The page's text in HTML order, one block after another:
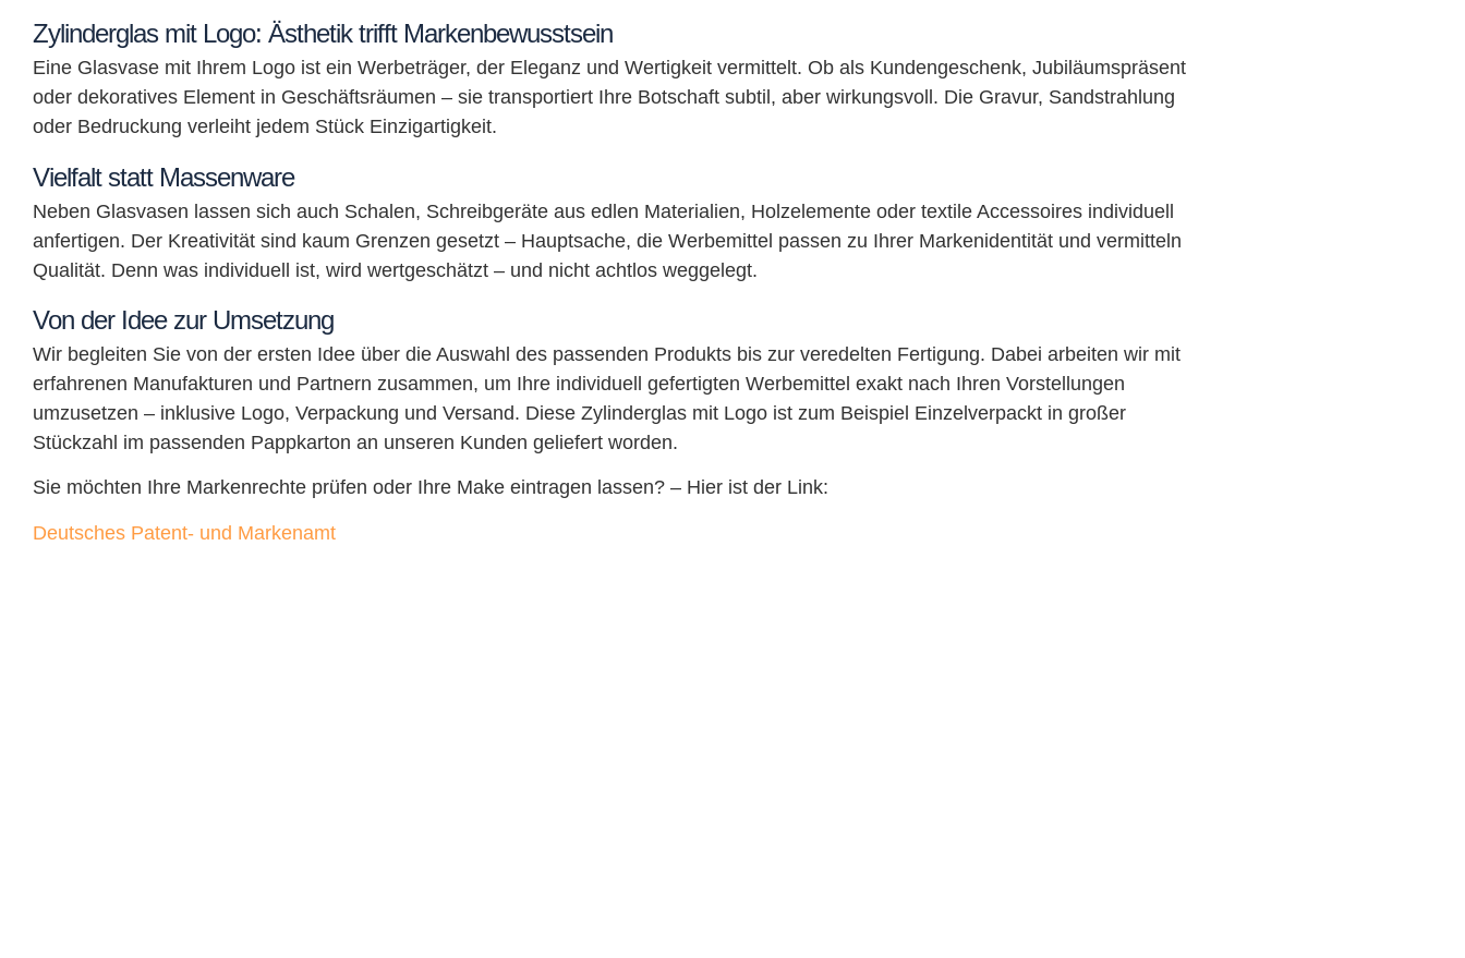
Zylinderglas mit Logo: Ästhetik trifft Markenbewusstsein
Eine Glasvase mit Ihrem Logo ist ein Werbeträger, der Eleganz und Wertigkeit vermittelt. Ob als Kundengeschenk, Jubiläumspräsent
oder dekoratives Element in Geschäftsräumen – sie transportiert Ihre Botschaft subtil, aber wirkungsvoll. Die Gravur, Sandstrahlung
oder Bedruckung verleiht jedem Stück Einzigartigkeit.
Vielfalt statt Massenware
Neben Glasvasen lassen sich auch Schalen, Schreibgeräte aus edlen Materialien, Holzelemente oder textile Accessoires individuell
anfertigen. Der Kreativität sind kaum Grenzen gesetzt – Hauptsache, die Werbemittel passen zu Ihrer Markenidentität und vermitteln
Qualität. Denn was individuell ist, wird wertgeschätzt – und nicht achtlos weggelegt.
Von der Idee zur Umsetzung
Wir begleiten Sie von der ersten Idee über die Auswahl des passenden Produkts bis zur veredelten Fertigung. Dabei arbeiten wir mit
erfahrenen Manufakturen und Partnern zusammen, um Ihre individuell gefertigten Werbemittel exakt nach Ihren Vorstellungen
umzusetzen – inklusive Logo, Verpackung und Versand. Diese Zylinderglas mit Logo ist zum Beispiel Einzelverpackt in großer
Stückzahl im passenden Pappkarton an unseren Kunden geliefert worden.
Sie möchten Ihre Markenrechte prüfen oder Ihre Make eintragen lassen? – Hier ist der Link:
Deutsches Patent- und Markenamt